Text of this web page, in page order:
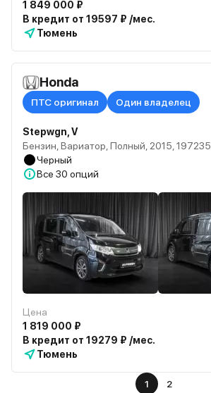
1 849 000 ₽
В кредит от 19597 ₽ /мес.
Тюмень
Honda
ПТС оригинал Один владелец
Stepwgn, V
Бензин, Вариатор, Полный, 2015, 197235
Черный
Все 30 опций
Цена
1 819 000 ₽
В кредит от 19279 ₽ /мес.
Тюмень
1 2